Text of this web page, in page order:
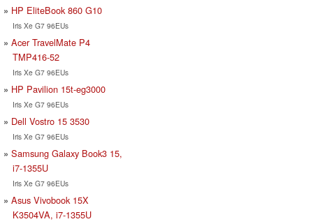
HP EliteBook 860 G10
Iris Xe G7 96EUs
Acer TravelMate P4
TMP416-52
Iris Xe G7 96EUs
HP Pavilion 15t-eg3000
Iris Xe G7 96EUs
Dell Vostro 15 3530
Iris Xe G7 96EUs
Samsung Galaxy Book3 15,
i7-1355U
Iris Xe G7 96EUs
Asus Vivobook 15X
K3504VA, i7-1355U